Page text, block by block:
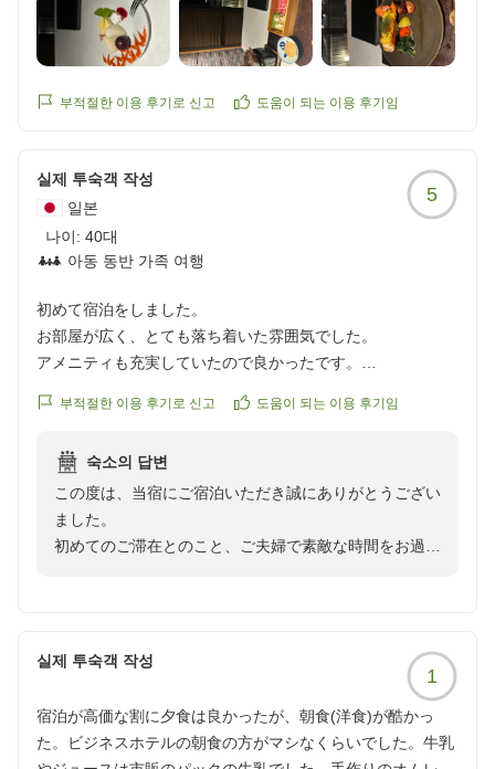
厳島いろは
支配人 山口
부적절한 이용 후기로 신고 도움이 되는 이용 후기임
실제 투숙객 작성
일본
나이: 40대
아동 동반 가족 여행
5
初めて宿泊をしました。
お部屋が広く、とても落ち着いた雰囲気でした。
アメニティも充実していたので良かったです。
부적절한 이용 후기로 신고 도움이 되는 이용 후기임
숙소의 답변
この度は、当宿にご宿泊いただき誠にありがとうござい
ました。
初めてのご滞在とのこと、ご夫婦で素敵な時間をお過ご
ただけたとのお言葉を頂戴し、スタッフ一同励みになり
ます。これからも快適にお過ごしいただける空間づくり
に努めてまいります。
またお越しいただける日を心よりお待ちしております。
실제 투숙객 작성
1
宿泊が高価な割に夕食は良かったが、朝食(洋食)が酷かっ
た。ビジネスホテルの朝食の方がマシなくらいでした。牛乳